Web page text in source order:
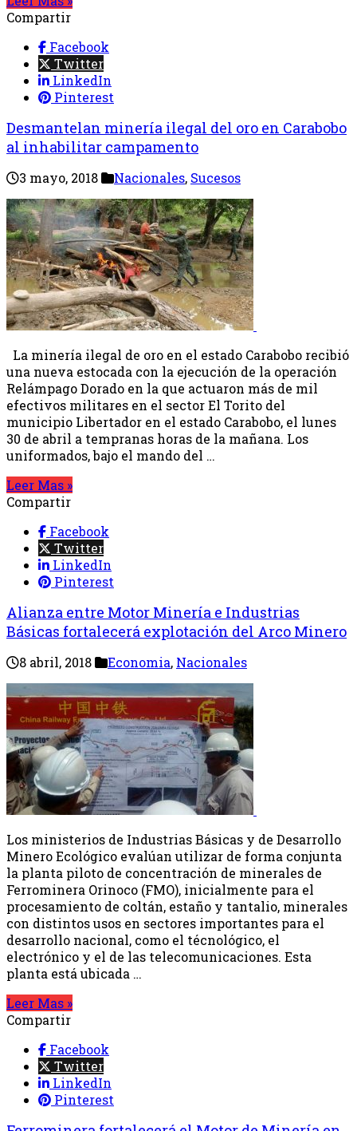
Compartir
Facebook
Twitter
LinkedIn
Pinterest
Desmantelan minería ilegal del oro en Carabobo
al inhabilitar campamento
3 mayo, 2018 Nacionales, Sucesos
La minería ilegal de oro en el estado Carabobo recibió
una nueva estocada con la ejecución de la operación
Relámpago Dorado en la que actuaron más de mil
efectivos militares en el sector El Torito del
municipio Libertador en el estado Carabobo, el lunes
30 de abril a tempranas horas de la mañana. Los
uniformados, bajo el mando del …
Leer Mas »
Compartir
Facebook
Twitter
LinkedIn
Pinterest
Alianza entre Motor Minería e Industrias
Básicas fortalecerá explotación del Arco Minero
8 abril, 2018 Economia, Nacionales
Los ministerios de Industrias Básicas y de Desarrollo
Minero Ecológico evalúan utilizar de forma conjunta
la planta piloto de concentración de minerales de
Ferrominera Orinoco (FMO), inicialmente para el
procesamiento de coltán, estaño y tantalio, minerales
con distintos usos en sectores importantes para el
desarrollo nacional, como el técnológico, el
electrónico y el de las telecomunicaciones. Esta
planta está ubicada …
Leer Mas »
Compartir
Facebook
Twitter
LinkedIn
Pinterest